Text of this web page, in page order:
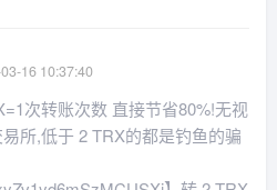
16 10:37:40
次转账次数 直接节省80%!无视
所,低于 2 TRX的都是钓鱼的骗